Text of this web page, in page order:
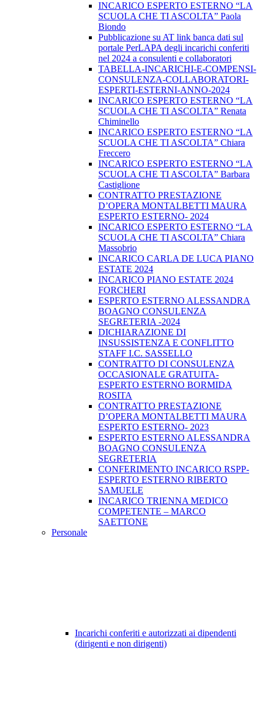
INCARICO ESPERTO ESTERNO “LA
SCUOLA CHE TI ASCOLTA” Paola
Biondo
Pubblicazione su AT link banca dati sul
portale PerLAPA degli incarichi conferiti
nel 2024 a consulenti e collaboratori
TABELLA-INCARICHI-E-COMPENSI-
CONSULENZA-COLLABORATORI-
ESPERTI-ESTERNI-ANNO-2024
INCARICO ESPERTO ESTERNO “LA
SCUOLA CHE TI ASCOLTA” Renata
Chiminello
INCARICO ESPERTO ESTERNO “LA
SCUOLA CHE TI ASCOLTA” Chiara
Freccero
INCARICO ESPERTO ESTERNO “LA
SCUOLA CHE TI ASCOLTA” Barbara
Castiglione
CONTRATTO PRESTAZIONE
D’OPERA MONTALBETTI MAURA
ESPERTO ESTERNO- 2024
INCARICO ESPERTO ESTERNO “LA
SCUOLA CHE TI ASCOLTA” Chiara
Massobrio
INCARICO CARLA DE LUCA PIANO
ESTATE 2024
INCARICO PIANO ESTATE 2024
FORCHERI
ESPERTO ESTERNO ALESSANDRA
BOAGNO CONSULENZA
SEGRETERIA -2024
DICHIARAZIONE DI
INSUSSISTENZA E CONFLITTO
STAFF I.C. SASSELLO
CONTRATTO DI CONSULENZA
OCCASIONALE GRATUITA-
ESPERTO ESTERNO BORMIDA
ROSITA
CONTRATTO PRESTAZIONE
D’OPERA MONTALBETTI MAURA
ESPERTO ESTERNO- 2023
ESPERTO ESTERNO ALESSANDRA
BOAGNO CONSULENZA
SEGRETERIA
CONFERIMENTO INCARICO RSPP-
ESPERTO ESTERNO RIBERTO
SAMUELE
INCARICO TRIENNA MEDICO
COMPETENTE – MARCO
SAETTONE
Personale
Incarichi conferiti e autorizzati ai dipendenti
(dirigenti e non dirigenti)